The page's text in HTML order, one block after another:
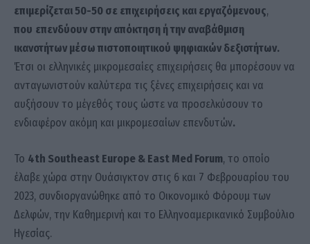
επιμερίζεται 50-50 σε επιχειρήσεις και εργαζόμενους,
που επενδύουν στην απόκτηση ή την αναβάθμιση
ικανοτήτων μέσω πιστοποιητικού ψηφιακών δεξιοτήτων.
Έτσι οι ελληνικές μικρομεσαίες επιχειρήσεις θα μπορέσουν να
ανταγωνιστούν καλύτερα τις ξένες επιχειρήσεις και να
αυξήσουν το μέγεθός τους ώστε να προσελκύσουν το
ενδιαφέρον ακόμη και μικρομεσαίων επενδυτών.
Το 4th Southeast Europe & East Med Forum, το οποίο
έλαβε χώρα στην Ουάσιγκτον στις 6 και 7 Φεβρουαρίου του
2023, συνδιοργανώθηκε από το Οικονομικό Φόρουμ των
Δελφών, την Καθημερινή και το Ελληνοαμερικανικό Συμβούλιο
Ηγεσίας.